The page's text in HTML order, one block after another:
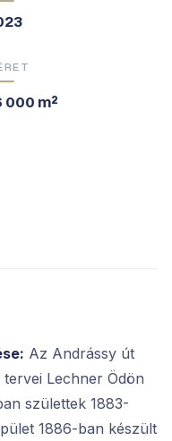
000 m²
Az Andrássy út
Lechner Ödön
születtek 1883-
1886-ban készült